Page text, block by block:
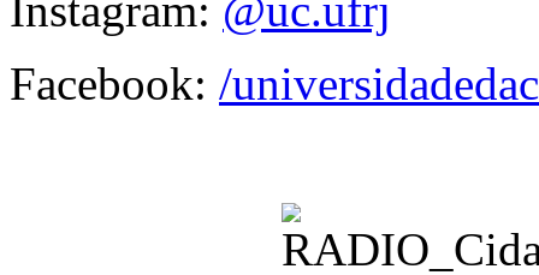
Facebook: /